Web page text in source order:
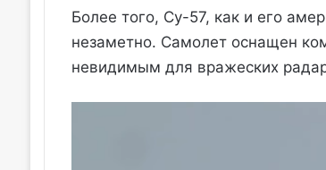
Более того, Су-57, как и его
незаметно. Самолет оснащен
невидимым для вражеских